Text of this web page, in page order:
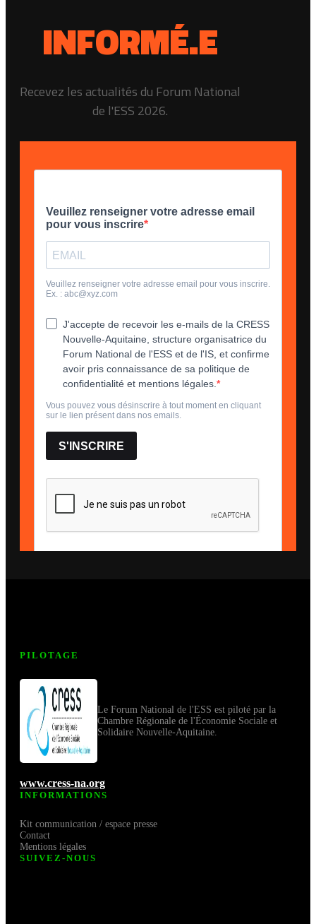
INFORMÉ.E
Recevez les actualités du Forum National
de l'ESS 2026.
PILOTAGE
Le Forum National de l'ESS est piloté par la
Chambre Régionale de l'Économie Sociale et
Solidaire Nouvelle-Aquitaine.
www.cress-na.org
INFORMATIONS
Kit communication / espace presse
Contact
Mentions légales
SUIVEZ-NOUS